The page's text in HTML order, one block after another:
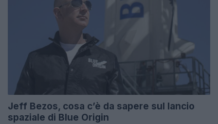
Jeff Bezos, cosa c’è da sapere sul lancio
spaziale di Blue Origin